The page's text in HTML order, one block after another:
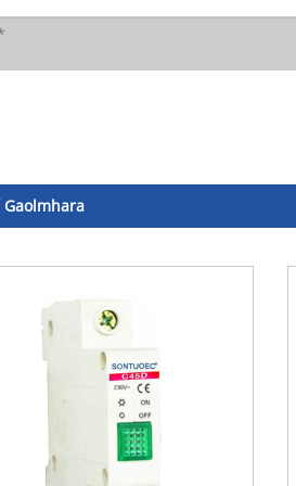
Gaolmhara